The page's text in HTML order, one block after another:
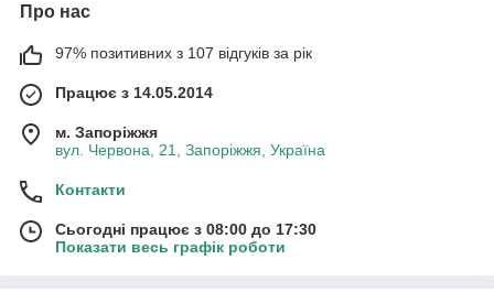
Про нас
97% позитивних з 107 відгуків за рік
Працює з 14.05.2014
м. Запоріжжя
вул. Червона, 21, Запоріжжя, Україна
Контакти
Сьогодні працює з 08:00 до 17:30
Показати весь графік роботи